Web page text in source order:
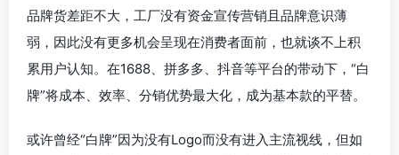
品牌货差距不大，工厂没有资金宣传营销且品牌意识薄
弱，因此没有更多机会呈现在消费者面前，也就谈不上积
累用户认知。在1688、拼多多、抖音等平台的带动下，“白
牌”将成本、效率、分销优势最大化，成为基本款的平替。
或许曾经“白牌”因为没有Logo而没有进入主流视线，但如